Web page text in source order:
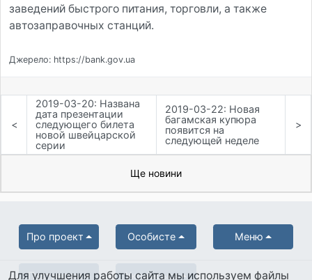
заведений быстрого питания, торговли, а также
автозаправочных станций.
Джерело: https://bank.gov.ua
<
2019-03-20: Названа
дата презентации
следующего билета
новой швейцарской
серии
2019-03-22: Новая
багамская купюра
появится на
следующей неделе
>
Ще новини
Про проект Особисте Меню
Партнерам Українська
Для улучшения работы сайта мы используем файлы